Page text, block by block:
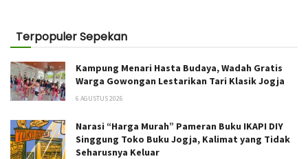
Terpopuler Sepekan
Kampung Menari Hasta Budaya, Wadah Gratis
Warga Gowongan Lestarikan Tari Klasik Jogja
6 AGUSTUS 2026
Narasi “Harga Murah” Pameran Buku IKAPI DIY
Singgung Toko Buku Jogja, Kalimat yang Tidak
Seharusnya Keluar